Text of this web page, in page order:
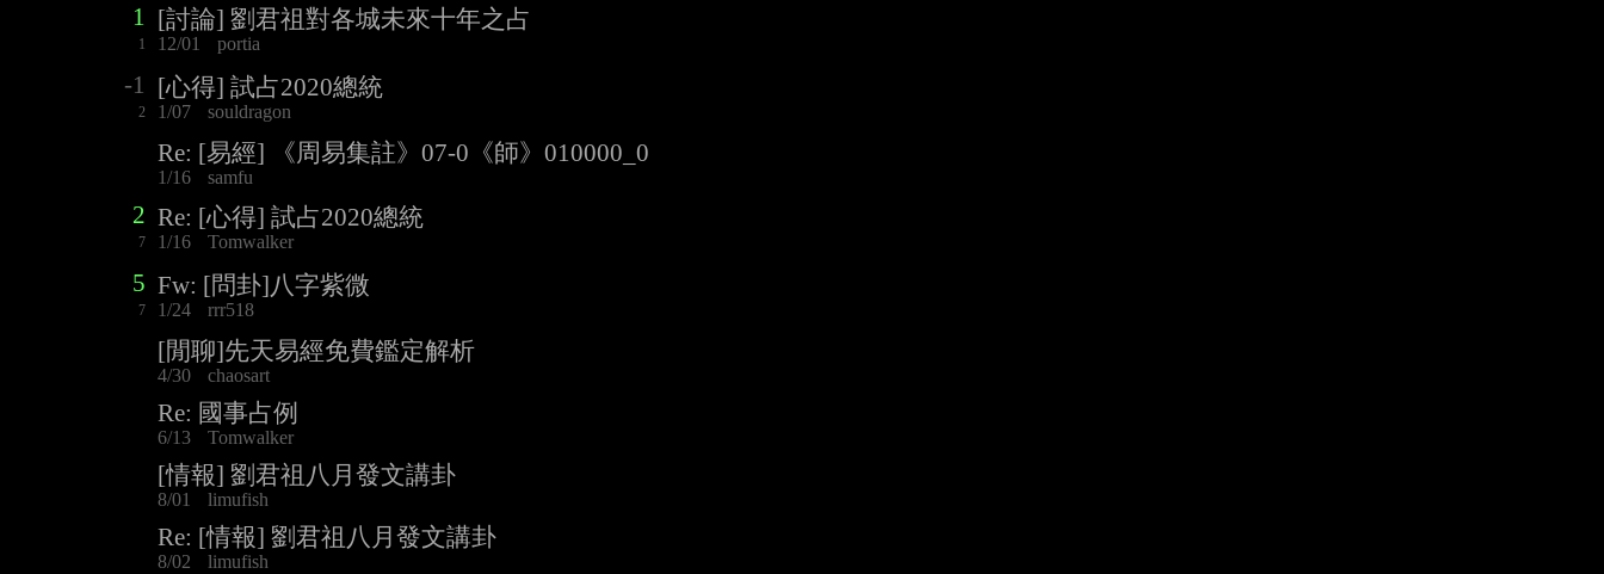
1
1
[討論] 劉君祖對各城未來十年之占
12/01 portia
-1
2
[心得] 試占2020總統
1/07 souldragon
Re: [易經] 《周易集註》07-0《師》010000_0
1/16 samfu
2
7
Re: [心得] 試占2020總統
1/16 Tomwalker
5
7
Fw: [問卦]八字紫微
1/24 rrr518
[閒聊]先天易經免費鑑定解析
4/30 chaosart
Re: 國事占例
6/13 Tomwalker
[情報] 劉君祖八月發文講卦
8/01 limufish
Re: [情報] 劉君祖八月發文講卦
8/02 limufish